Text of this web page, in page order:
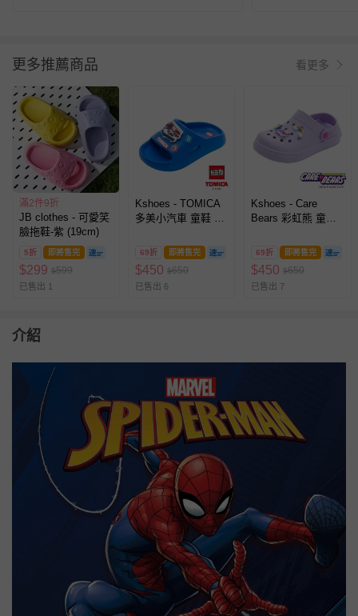
更多推薦商品 看更多
滿2件9折
JB clothes - 可愛笑
臉拖鞋-紫 (19cm)
5折 即將售完
$299 $599
已售出 1
Kshoes - TOMICA
多美小汽車 童鞋 輕
輕量好穿脫-藍-(小中
童段)
69折 即將售完
$450 $650
已售出 6
Kshoes - Care
Bears 彩虹熊 童鞋
CBKG59957-輕量Q
彈，穿脫方便-紫-(中
大童段)
69折 即將售完
$450 $650
已售出 7
介紹